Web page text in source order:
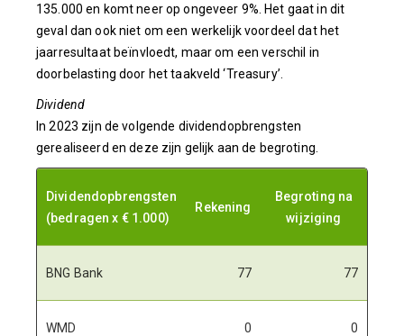
135.000 en komt neer op ongeveer 9%. Het gaat in dit
geval dan ook niet om een werkelijk voordeel dat het
jaarresultaat beïnvloedt, maar om een verschil in
doorbelasting door het taakveld ‘Treasury’.
Dividend
In 2023 zijn de volgende dividendopbrengsten
gerealiseerd en deze zijn gelijk aan de begroting.
Dividendopbrengsten
(bedragen x € 1.000)
Rekening
Begroting na
wijziging
BNG Bank 77 77
WMD 0 0